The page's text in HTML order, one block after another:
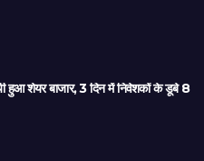
हुआ शेयर बाजार, 3 दिन में निवेशकों के डूबे 8